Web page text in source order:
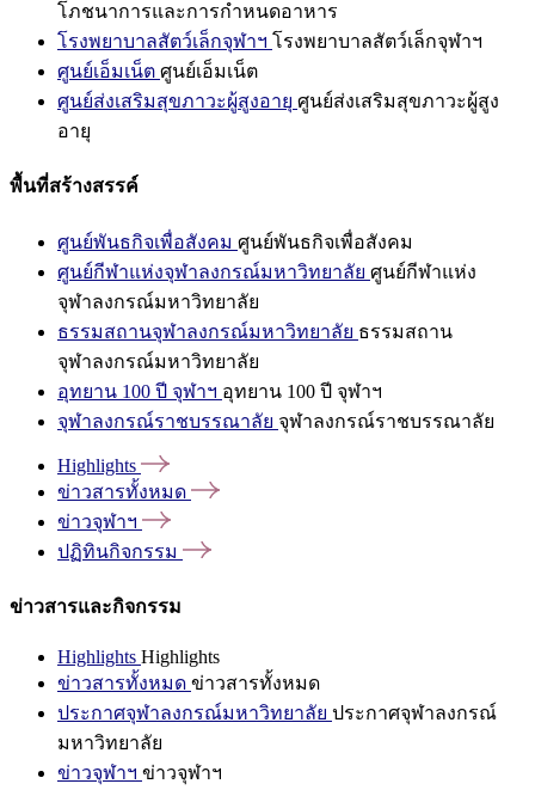
โภชนาการและการกำหนดอาหาร
โรงพยาบาลสัตว์เล็กจุฬาฯ โรงพยาบาลสัตว์เล็กจุฬาฯ
ศูนย์เอ็มเน็ต ศูนย์เอ็มเน็ต
ศูนย์ส่งเสริมสุขภาวะผู้สูงอายุ ศูนย์ส่งเสริมสุขภาวะผู้สูง
อายุ
พื้นที่สร้างสรรค์
ศูนย์พันธกิจเพื่อสังคม ศูนย์พันธกิจเพื่อสังคม
ศูนย์กีฬาแห่งจุฬาลงกรณ์มหาวิทยาลัย ศูนย์กีฬาแห่ง
จุฬาลงกรณ์มหาวิทยาลัย
ธรรมสถานจุฬาลงกรณ์มหาวิทยาลัย ธรรมสถาน
จุฬาลงกรณ์มหาวิทยาลัย
อุทยาน 100 ปี จุฬาฯ อุทยาน 100 ปี จุฬาฯ
จุฬาลงกรณ์ราชบรรณาลัย จุฬาลงกรณ์ราชบรรณาลัย
Highlights
ข่าวสารทั้งหมด
ข่าวจุฬาฯ
ปฏิทินกิจกรรม
ข่าวสารและกิจกรรม
Highlights Highlights
ข่าวสารทั้งหมด ข่าวสารทั้งหมด
ประกาศจุฬาลงกรณ์มหาวิทยาลัย ประกาศจุฬาลงกรณ์
มหาวิทยาลัย
ข่าวจุฬาฯ ข่าวจุฬาฯ